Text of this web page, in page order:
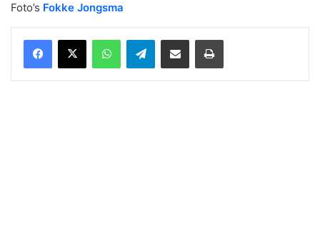
Foto’s Fokke Jongsma
WhatsAppTelegramDelen via Email Print